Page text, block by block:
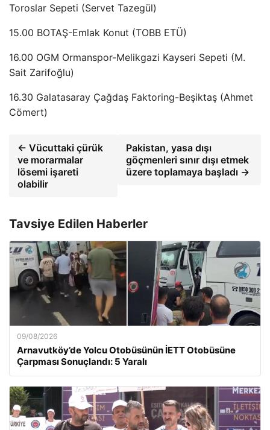
Toroslar Sepeti (Servet Tazegül)
15.00 BOTAŞ-Emlak Konut (TOBB ETÜ)
16.00 OGM Ormanspor-Melikgazi Kayseri Sepeti (M.
Sait Zarifoğlu)
16.30 Galatasaray Çağdaş Faktoring-Beşiktaş (Ahmet
Cömert)
← Vücuttaki çürük
ve morarmalar
lösemi işareti
olabilir
Pakistan, yasa dışı
göçmenleri sınır dışı etmek
üzere toplamaya başladı →
Tavsiye Edilen Haberler
09/08/2026
Arnavutköy’de Yolcu Otobüsünün İETT Otobüsüne
Çarpması Sonuçlandı: 5 Yaralı